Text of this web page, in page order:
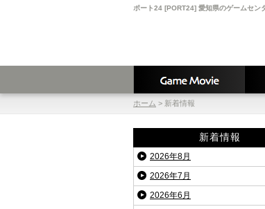
ポート24 [PORT24] 愛知県のゲームセン
ホーム > 新着情報
新着情報
2026年8月
2026年7月
2026年6月